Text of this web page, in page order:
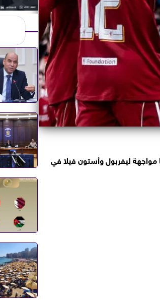
أبرزها مواجهة ليفربول وأستون فيلا في